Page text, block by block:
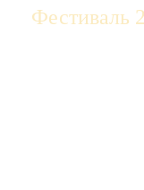
Фестиваль